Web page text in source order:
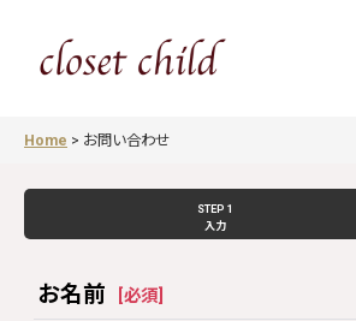
Home > お問い合わせ
STEP 1
入力
お名前 必須